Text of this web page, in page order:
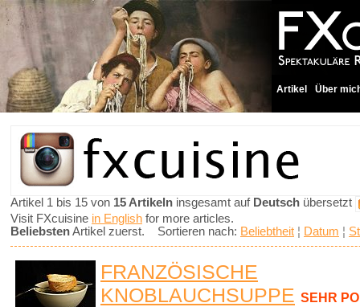
Artikel Über
Artikel 1 bis 15 von 15 Artikeln insgesamt auf Deutsch übersetzt
Visit FXcuisine in English for more articles.
BeliebstenArtikel zuerst. Sortieren nach: Beliebtheit ¦ Datum ¦
FRANZÖSISCHE
KNOBLAUCHSUPPE SEHR